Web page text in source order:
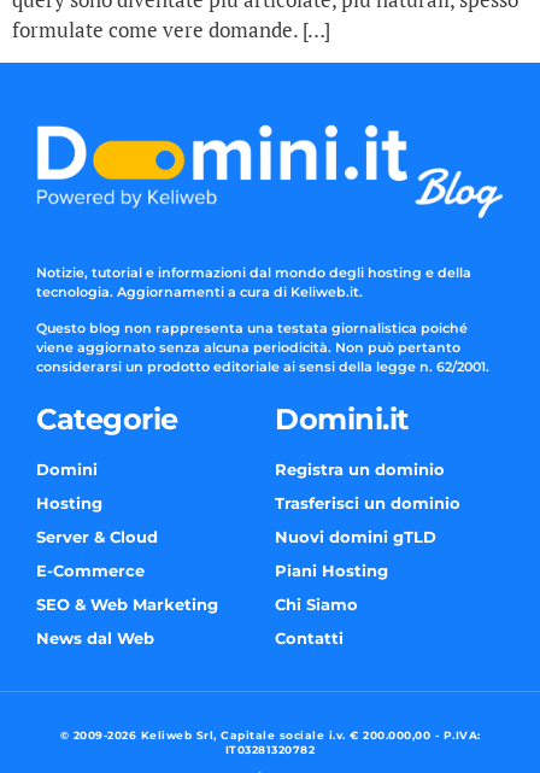
formulate come vere domande. […]
Notizie, tutorial e informazioni dal mondo degli hosting e della
tecnologia. Aggiornamenti a cura di Keliweb.it.
Questo blog non rappresenta una testata giornalistica poiché
viene aggiornato senza alcuna periodicità. Non può pertanto
considerarsi un prodotto editoriale ai sensi della legge n. 62/2001.
Categorie
Domini
Hosting
Server & Cloud
E-Commerce
SEO & Web Marketing
News dal Web
Domini.it
Registra un dominio
Trasferisci un dominio
Nuovi domini gTLD
Piani Hosting
Chi Siamo
Contatti
© 2009-2026 Keliweb Srl, Capitale sociale i.v. € 200.000,00 - P.IVA:
IT03281320782